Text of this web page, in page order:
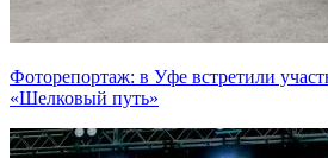
Фоторепортаж: в Уфе встретили
«Шелковый путь»